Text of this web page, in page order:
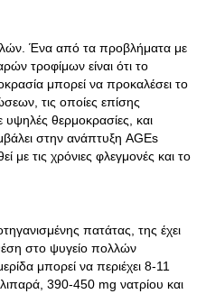
Ένα από τα προβλήματα με
τροφίμων είναι ότι το
μπορεί να προκαλέσει το
τις οποίες επίσης
θερμοκρασίες, και
στην ανάπτυξη AGEs
με τις χρόνιες φλεγμονές και το
πατάτας, της έχει
στο ψυγείο πολλών
μπορεί να περιέχει 8-11
390-450 mg νατρίου και